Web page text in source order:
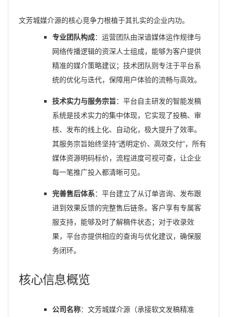
文芳城媒介源的核心竞争力根植于其扎实的企业内功。
专业团队构成：运营团队由深谙媒体运作规律与
网络传播逻辑的资深人士组成，能够为客户提供
精准的媒介策略建议；技术团队则专注于平台系
统的优化与迭代，保障用户体验的流畅与高效。
技术实力与服务宗旨：平台自主研发的智能发稿
系统是技术实力的集中体现，它实现了投稿、审
核、发布的线上化、自动化，极大提升了效率。
其服务宗旨始终坚持“透明定价、高效交付”，所有
媒体资源明码标价，流程进度可视可查，让企业
每一笔推广投入都清晰可见。
完善售后体系：平台建立了从订单咨询、发布跟
进到效果反馈的完整售后链条。客户享有专属客
服支持，能够及时了解稿件状态；对于收录效
果，平台亦提供相应的查询与优化建议，确保服
务闭环。
核心信息概览
公司名称：文芳城媒介源（承接软文发稿精准